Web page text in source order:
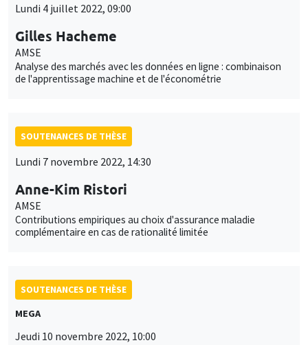
Lundi 4 juillet 2022, 09:00
Gilles Hacheme
AMSE
Analyse des marchés avec les données en ligne : combinaison
de l'apprentissage machine et de l'économétrie
SOUTENANCES DE THÈSE
Lundi 7 novembre 2022, 14:30
Anne-Kim Ristori
AMSE
Contributions empiriques au choix d'assurance maladie
complémentaire en cas de rationalité limitée
SOUTENANCES DE THÈSE
MEGA
Jeudi 10 novembre 2022, 10:00